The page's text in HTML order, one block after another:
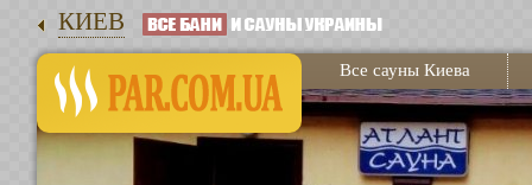
КИЕВ
Все сауны Киева